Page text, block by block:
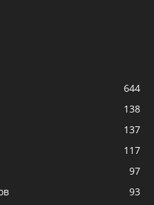
644
138
137
117
97
93